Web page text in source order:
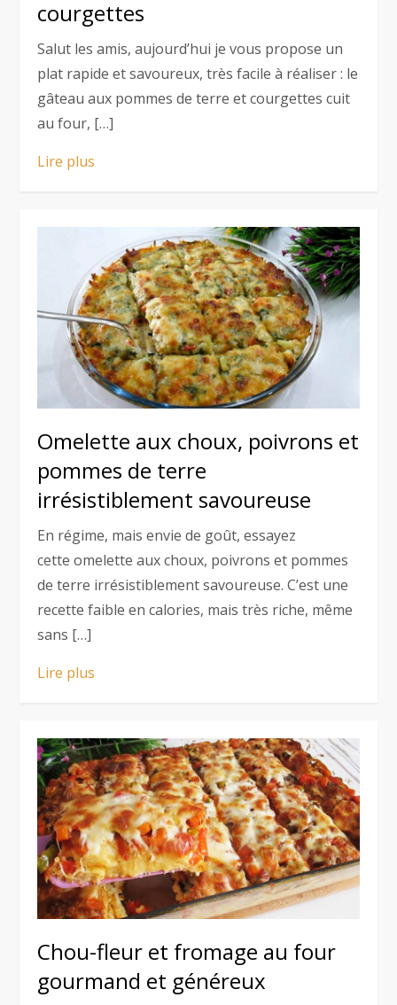
courgettes
Salut les amis, aujourd’hui je vous propose un
plat rapide et savoureux, très facile à réaliser : le
gâteau aux pommes de terre et courgettes cuit
au four, […]
Lire plus
Omelette aux choux, poivrons et
pommes de terre
irrésistiblement savoureuse
En régime, mais envie de goût, essayez
cette omelette aux choux, poivrons et pommes
de terre irrésistiblement savoureuse. C’est une
recette faible en calories, mais très riche, même
sans […]
Lire plus
Chou-fleur et fromage au four
gourmand et généreux